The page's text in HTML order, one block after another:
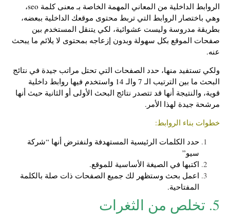
الروابط الداخلية من المعاني المهمة الخاصة بـ معنى كلمة seo،
وهي باختصار الروابط التي تربط محتوى موقعك الداخلية ببعضه،
بطريقة مدروسة وليست عشوائية، لكي يتنقل المستخدم بين
صفحات الموقع بكل سهولة وبدون إزعاجه بمحتوى لا يلائم ما يبحث
عنه.
ولكي تستفيد منها، حدد الصفحات التي تحتل مراتب جيدة في نتائج
البحث ما بين الترتيب الـ 7 والـ 14 واستخدم فيها روابط داخلية
قوية، والنتيجة أنها قد تتصدر نتائج البحث الأولى أو الثانية حيث أنها
مرشحة جيدة لهذا الأمر.
خطوات بناء الروابط:
حدد الكلمات الرئيسية المستهدفة ولنفترض أنها “شركة
سيو”
اكتبها في الصيغة الأساسية للموقع.
اعمل بحث وستظهر لك جميع الصفحات ذات صلة بالكلمة
المفتاحية.
5. تخلص من الثغرات